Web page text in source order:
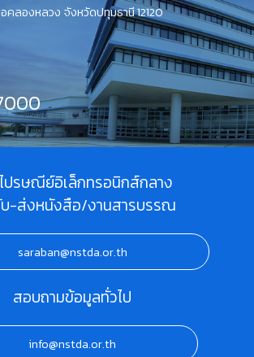
คลองหลวง จังหวัดปทุมธานี 12120
ปรษณีย์อิเล็กทรอนิกส์กลาง
-ส่งหนังสือ/งานสารบรรณ
saraban@nstda.or.th
สอบถามข้อมูลทั่วไป
info@nstda.or.th